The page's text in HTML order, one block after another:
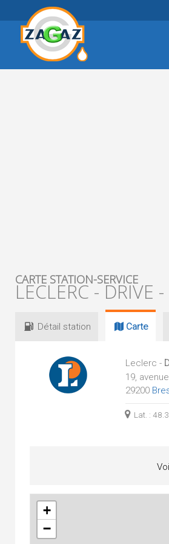
CARTE STATION-SERVICE
LECLERC - DRIVE
Détail station Carte
Leclerc -
19,
29200
Lat. :
+
−